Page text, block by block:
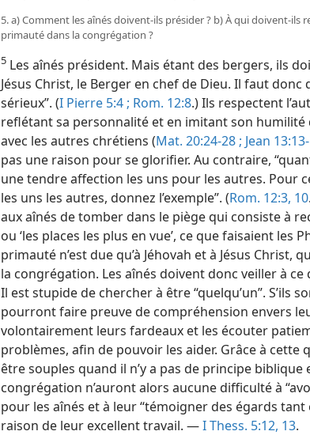
5. a) Comment les aînés doivent-​ils présider ? b) À qui doivent-​ils
primauté dans la congrégation ?
5 Les aînés président. Mais étant des bergers, ils
Jésus Christ, le Berger en chef de Dieu. Il faut donc
sérieux”. (I Pierre 5:4 ; Rom. 12:8.) Ils respectent
reflétant sa personnalité et en imitant son humilité
avec les autres chrétiens (Mat. 20:24-28 ; Jean
pas une raison pour se glorifier. Au contraire,
une tendre affection les uns pour les autres. Pour
les uns les autres, donnez l’exemple”. (Rom. 12:3, 10
aux aînés de tomber dans le piège qui consiste à
ou ‘les places les plus en vue’, ce que faisaient les
primauté n’est due qu’à Jéhovah et à Jésus Christ,
la congrégation. Les aînés doivent donc veiller à ce
Il est stupide de chercher à être “quelqu’un”. S’ils
pourrontfaire preuve de compréhension envers
volontairement leurs fardeaux et les écouter
problèmes, afin de pouvoir les aider. Grâce à cette
être souples quand il n’y a pas de principe biblique
congrégation n’auront alors aucune difficulté à
pour les aînés et à leur “témoigner des égards tant
raison de leur excellent travail. —I Thess. 5:12, 13.